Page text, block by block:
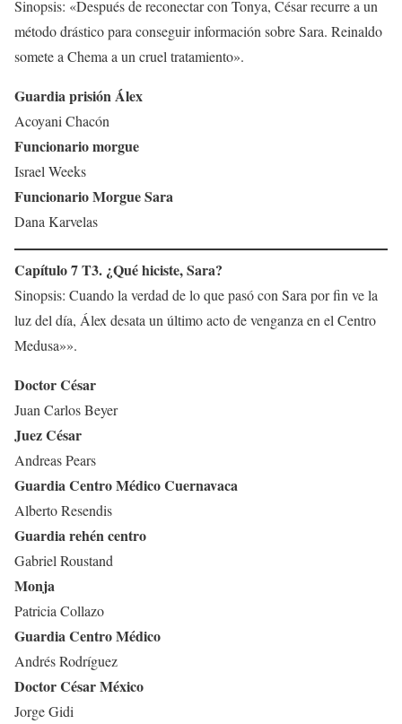
Sinopsis: «Después de reconectar con Tonya, César recurre a un
método drástico para conseguir información sobre Sara. Reinaldo
somete a Chema a un cruel tratamiento».
Guardia prisión Álex
Acoyani Chacón
Funcionario morgue
Israel Weeks
Funcionario Morgue Sara
Dana Karvelas
Capítulo 7 T3. ¿Qué hiciste, Sara?
Sinopsis: Cuando la verdad de lo que pasó con Sara por fin ve la
luz del día, Álex desata un último acto de venganza en el Centro
Medusa»».
Doctor César
Juan Carlos Beyer
Juez César
Andreas Pears
Guardia Centro Médico Cuernavaca
Alberto Resendis
Guardia rehén centro
Gabriel Roustand
Monja
Patricia Collazo
Guardia Centro Médico
Andrés Rodríguez
Doctor César México
Jorge Gidi